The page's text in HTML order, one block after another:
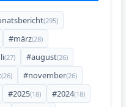
(295)
#märz(28)
(27) #august(26)
(26) #november(26)
#2025(18) #2024(18)